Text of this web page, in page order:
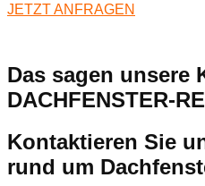
JETZT ANFRAGEN
Das sagen unsere
DACHFENSTER-
Kontaktieren Sie
rund um